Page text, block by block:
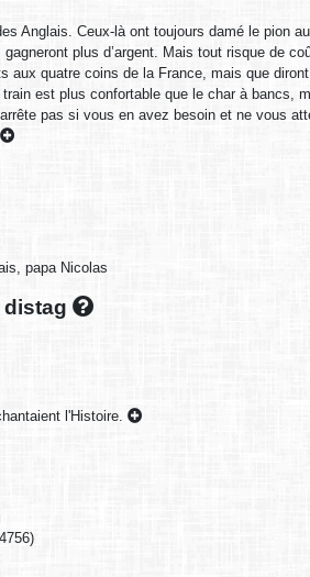
Anglais. Ceux-là ont toujours damé le pion
plus d’argent. Mais tout risque de
aux quatre coins de la France, mais que
train est plus confortable que le char à bancs,
pas si vous en avez besoin et ne vous
papa Nicolas
l'Histoire.